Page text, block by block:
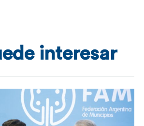
interesar